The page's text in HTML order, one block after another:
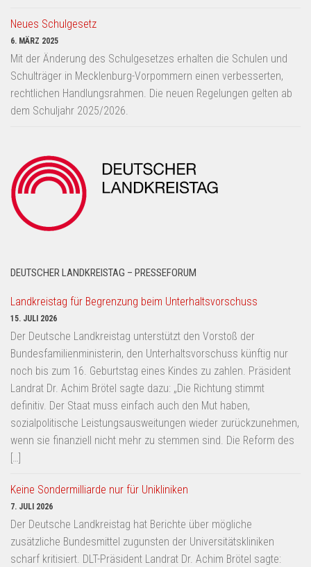
Neues Schulgesetz
6. MÄRZ 2025
Mit der Änderung des Schulgesetzes erhalten die Schulen und
Schulträger in Mecklenburg-Vorpommern einen verbesserten,
rechtlichen Handlungsrahmen. Die neuen Regelungen gelten ab
dem Schuljahr 2025/2026.
DEUTSCHER LANDKREISTAG – PRESSEFORUM
Landkreistag für Begrenzung beim Unterhaltsvorschuss
15. JULI 2026
Der Deutsche Landkreistag unterstützt den Vorstoß der
Bundesfamilienministerin, den Unterhaltsvorschuss künftig nur
noch bis zum 16. Geburtstag eines Kindes zu zahlen. Präsident
Landrat Dr. Achim Brötel sagte dazu: „Die Richtung stimmt
definitiv. Der Staat muss einfach auch den Mut haben,
sozialpolitische Leistungsausweitungen wieder zurückzunehmen,
wenn sie finanziell nicht mehr zu stemmen sind. Die Reform des
[…]
Keine Sondermilliarde nur für Unikliniken
7. JULI 2026
Der Deutsche Landkreistag hat Berichte über mögliche
zusätzliche Bundesmittel zugunsten der Universitätskliniken
scharf kritisiert. DLT-Präsident Landrat Dr. Achim Brötel sagte: